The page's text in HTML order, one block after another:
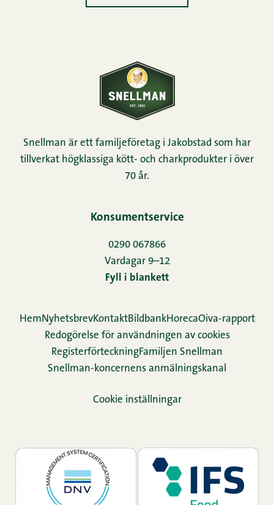
Snellman är ett familjeföretag i Jakobstad som har
tillverkat högklassiga kött- och charkprodukter i över
70 år.
Konsumentservice
0290 067866
Vardagar 9–12
Fyll i blankett
HemNyhetsbrevKontaktBildbankHorecaOiva-rapport
Redogörelse för användningen av cookies
Re­gis­ter­för­teck­ningFamiljen Snellman
Snellman-koncernens anmälningskanal
Cookie inställningar